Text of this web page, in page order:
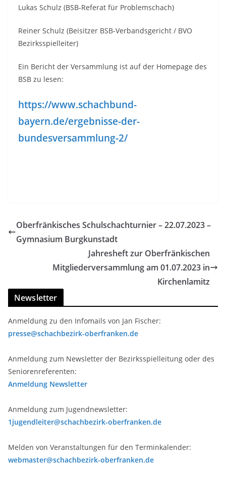
Lukas Schulz (BSB-Referat für Problemschach)
Reiner Schulz (Beisitzer BSB-Verbandsgericht / BVO
Bezirksspielleiter)
Ein Bericht der Versammlung ist auf der Homepage des
BSB zu lesen:
https://www.schachbund-
bayern.de/ergebnisse-der-
bundesversammlung-2/
Oberfränkisches Schulschachturnier – 22.07.2023 –
Gymnasium Burgkunstadt
Jahresheft zur Oberfränkischen
Mitgliederversammlung am 01.07.2023 in
Kirchenlamitz
Newsletter
Anmeldung zu den Infomails von Jan Fischer:
presse@schachbezirk-oberfranken.de
Anmeldung zum Newsletter der Bezirksspielleitung oder des
Seniorenreferenten:
Anmeldung Newsletter
Anmeldung zum Jugendnewsletter:
1jugendleiter@schachbezirk-oberfranken.de
Melden von Veranstaltungen für den Terminkalender:
webmaster@schachbezirk-oberfranken.de